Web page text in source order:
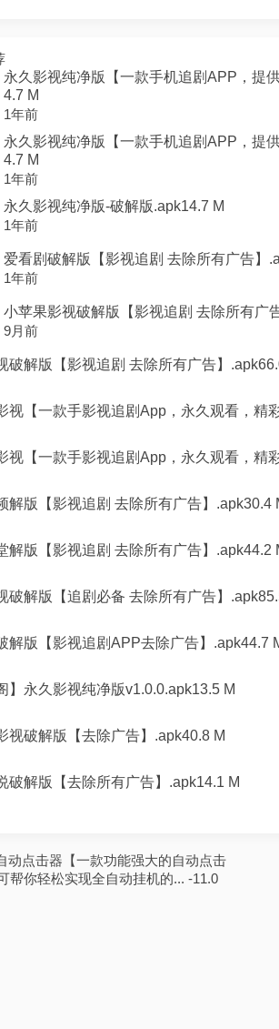
永久影视纯净版【一款手机追剧APP，提
4.7 M
1年前
永久影视纯净版【一款手机追剧APP，提
4.7 M
1年前
永久影视纯净版-破解版.apk14.7 M
1年前
爱看剧破解版【影视追剧 去除所有广告】
1年前
小苹果影视破解版【影视追剧 去除所有广
9月前
破解版【影视追剧 去除所有广告】
视【一款手影视追剧App，永久观看，精
视【一款手影视追剧App，永久观看，精
解版【影视追剧 去除所有广告】.apk30.4
解版【影视追剧 去除所有广告】.apk44.2
破解版【追剧必备 去除所有广告】
解版【影视追剧APP去除广告】.apk44.7
】永久影视纯净版v1.0.0.apk13.5 M
视破解版【去除广告】.apk40.8 M
破解版【去除所有广告】.apk14.1 M
动点击器【一款功能强大的自动点击
帮你轻松实现全自动挂机的... -11.0